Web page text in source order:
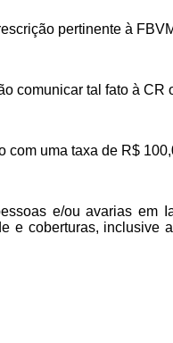
pertinente à
comunicar tal fato à CR
com uma taxa de R$
e/ou avarias em
e coberturas, inclusive